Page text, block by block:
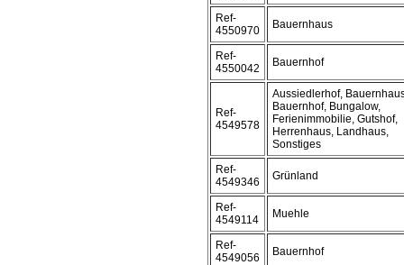
Ref-
4550970
Bauernhaus
Ref-
4550042
Bauernhof
Ref-
4549578
Aussiedlerhof,
Bauernhof, Bungalow,
Ferienimmobilie, Gutshof,
Herrenhaus, Landhaus,
Sonstiges
Ref-
4549346
Grünland
Ref-
4549114
Muehle
Ref-
4549056
Bauernhof